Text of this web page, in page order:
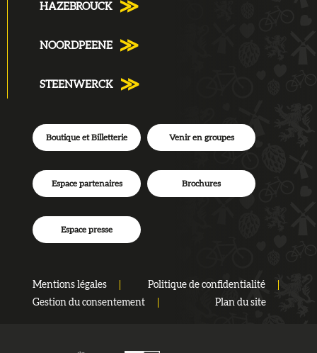
HAZEBROUCK
NOORDPEENE
STEENWERCK
Mentions légales
Politique de confidentialité
Gestion du consentement
Plan du site
Boutique et Billetterie Venir en groupes
Espace partenaires Brochures
Espace presse